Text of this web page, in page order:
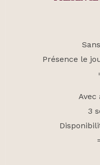
Présence le
Avec
3